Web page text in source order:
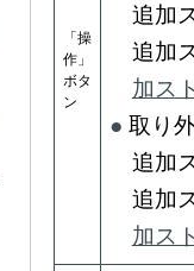
「操
作」
ボタ
ン
追加
追加
加ス
取り
追加
追加
加ス